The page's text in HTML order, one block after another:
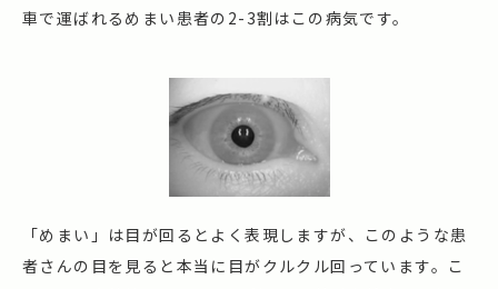
車で運ばれるめまい患者の2-3割はこの病気です。
「めまい」は目が回るとよく表現しますが、このような患
者さんの目を見ると本当に目がクルクル回っています。こ